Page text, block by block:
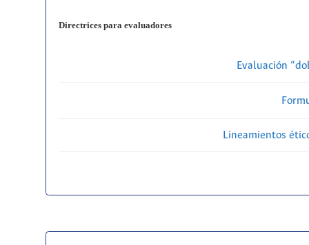
Directrices para evaluadores
Evaluación
Lineamientos